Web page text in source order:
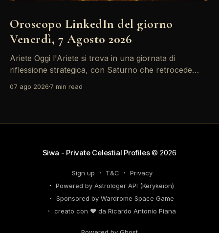
Oroscopo LinkedIn del giorno
Venerdì, 7 Agosto 2026
Ariete Oggi l'Ariete si trova in una giornata di
riflessione strategica, con Saturno che retrocede
riconsiderare il tuo personal brand e l'engagement
07 ago 2026 7 min read
Siwa - Private Celestial Profiles© 2026
Sign up T&C
Privacy
Powered by Astrologer API (Kerykeion)
Sponsored by Wardrome Space Game
creato con ❤️ da Ricardo Antonio Piana